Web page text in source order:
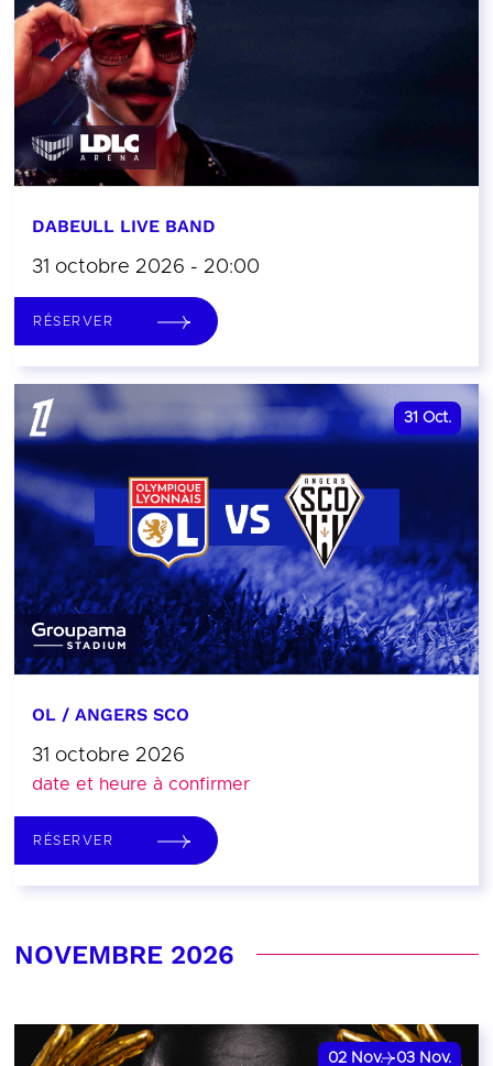
DABEULL LIVE BAND
31 octobre 2026 - 20:00
RÉSERVER
31 Oct.
OL / ANGERS SCO
31 octobre 2026
date et heure à confirmer
RÉSERVER
NOVEMBRE 2026
02 Nov. 03 Nov.